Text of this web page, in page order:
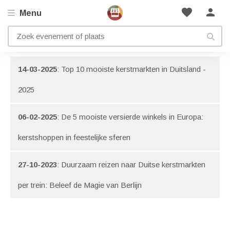
favorite person
Menu
Artikelen met onderwerp: Berlijn
Bekijk ook onzeblog pagina
14-03-2025: Top 10 mooiste kerstmarkten in Duitsland -
2025
06-02-2025: De 5 mooiste versierde winkels in Europa:
kerstshoppen in feestelijke sferen
27-10-2023: Duurzaam reizen naar Duitse kerstmarkten
per trein: Beleef de Magie van Berlijn